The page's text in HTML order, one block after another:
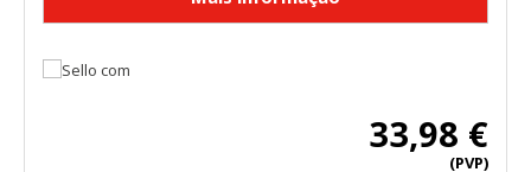
33,98 €
(PVP)